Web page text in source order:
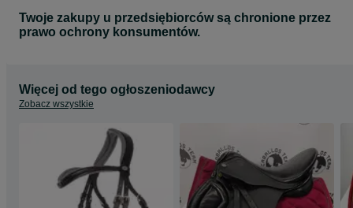
Twoje zakupy u przedsiębiorców są chronione przez
prawo ochrony konsumentów.
Więcej od tego ogłoszeniodawcy
Zobacz wszystkie